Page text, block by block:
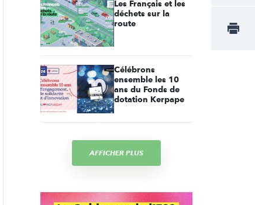
Les Français et les
déchets sur la
route
Célébrons
ensemble les 10
ans du Fonds de
dotation Kerpape
AFFICHER PLUS